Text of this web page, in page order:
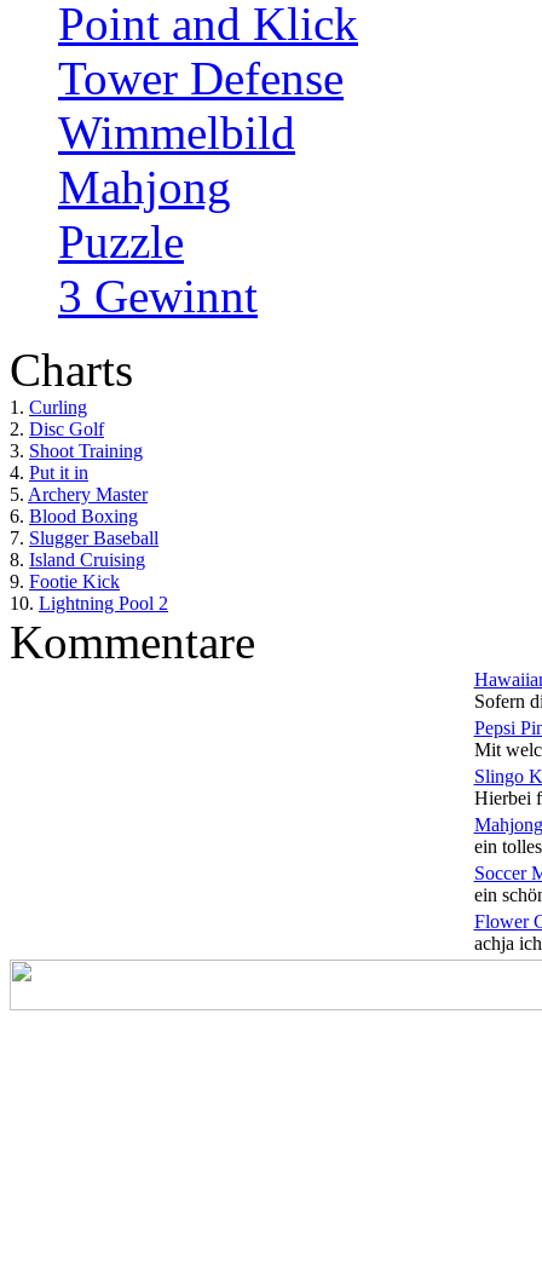
Point and Klick
Tower Defense
Wimmelbild
Mahjong
Puzzle
3 Gewinnt
Charts
1. Curling
2. Disc Golf
3. Shoot Training
4. Put it in
5. Archery Master
6. Blood Boxing
7. Slugger Baseball
8. Island Cruising
9. Footie Kick
10. Lightning Pool 2
Kommentare
Sofern
Pepsi
Mit
Slingo
Hierbei
ein
Soccer
ein
Flower
achja